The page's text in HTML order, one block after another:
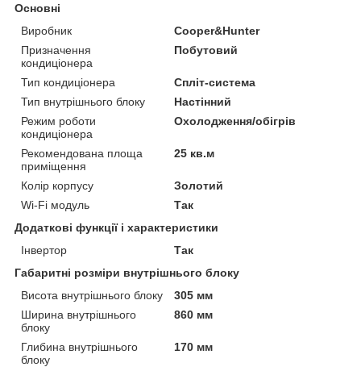
Основні
Виробник
Cooper&Hunter
Призначення
кондиціонера
Побутовий
Тип кондиціонера
Спліт-система
Тип внутрішнього блоку
Настінний
Режим роботи
кондиціонера
Охолодження/обігрів
Рекомендована площа
приміщення
25 кв.м
Колір корпусу
Золотий
Wi-Fi модуль
Так
Додаткові функції і характеристики
Інвертор
Так
Габаритні розміри внутрішнього блоку
Висота внутрішнього блоку
305 мм
Ширина внутрішнього
блоку
860 мм
Глибина внутрішнього
блоку
170 мм